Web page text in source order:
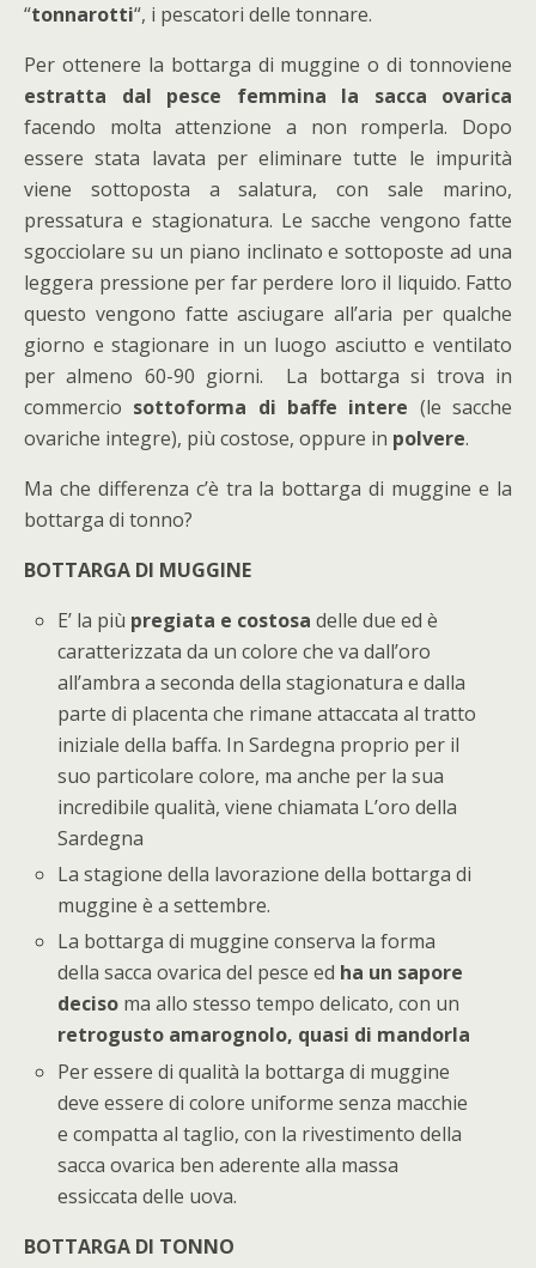
“tonnarotti“, i pescatori delle tonnare.
Per ottenere la bottarga di muggine o di tonnoviene
estratta dal pesce femmina la sacca ovarica
facendo molta attenzione a non romperla. Dopo
essere stata lavata per eliminare tutte le impurità
viene sottoposta a salatura, con sale marino,
pressatura e stagionatura. Le sacche vengono fatte
sgocciolare su un piano inclinato e sottoposte ad una
leggera pressione per far perdere loro il liquido. Fatto
questo vengono fatte asciugare all’aria per qualche
giorno e stagionare in un luogo asciutto e ventilato
per almeno 60-90 giorni. La bottarga si trova in
commercio sottoforma di baffe intere (le sacche
ovariche integre), più costose, oppure in polvere.
Ma che differenza c’è tra la bottarga di muggine e la
bottarga di tonno?
BOTTARGA DI MUGGINE
E’ la più pregiata e costosa delle due ed è
caratterizzata da un colore che va dall’oro
all’ambra a seconda della stagionatura e dalla
parte di placenta che rimane attaccata al tratto
iniziale della baffa. In Sardegna proprio per il
suo particolare colore, ma anche per la sua
incredibile qualità, viene chiamata L’oro della
Sardegna
La stagione della lavorazione della bottarga di
muggine è a settembre.
La bottarga di muggine conserva la forma
della sacca ovarica del pesce ed ha un sapore
deciso ma allo stesso tempo delicato, con un
retrogusto amarognolo, quasi di mandorla
Per essere di qualità la bottarga di muggine
deve essere di colore uniforme senza macchie
e compatta al taglio, con la rivestimento della
sacca ovarica ben aderente alla massa
essiccata delle uova.
BOTTARGA DI TONNO